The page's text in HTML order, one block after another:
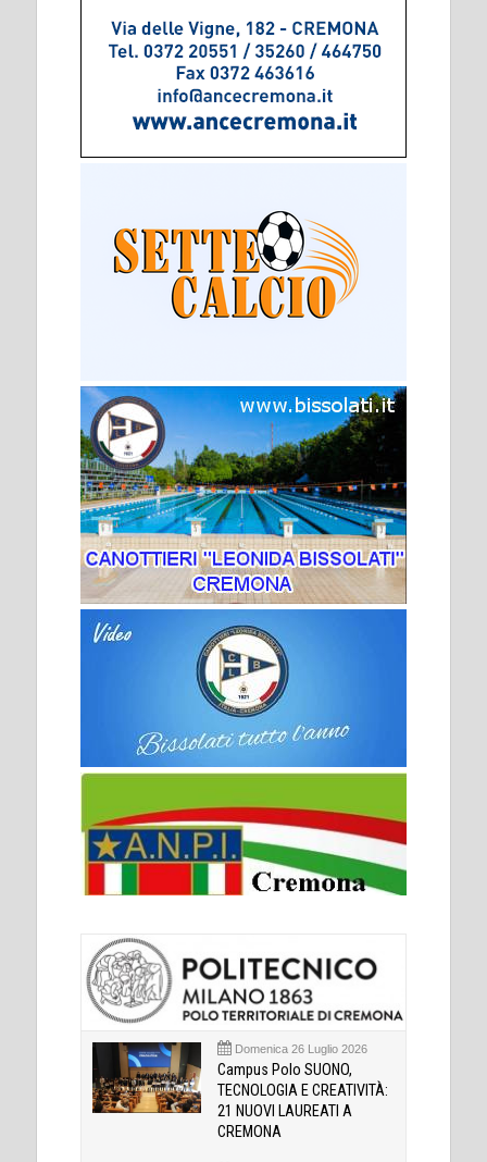
Domenica 26 Luglio 2026
Campus Polo SUONO,
TECNOLOGIA E CREATIVITÀ:
21 NUOVI LAUREATI A
CREMONA